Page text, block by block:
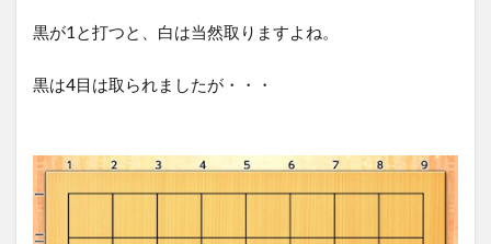
黒が1と打つと、白は当然取りますよね。
黒は4目は取られましたが・・・